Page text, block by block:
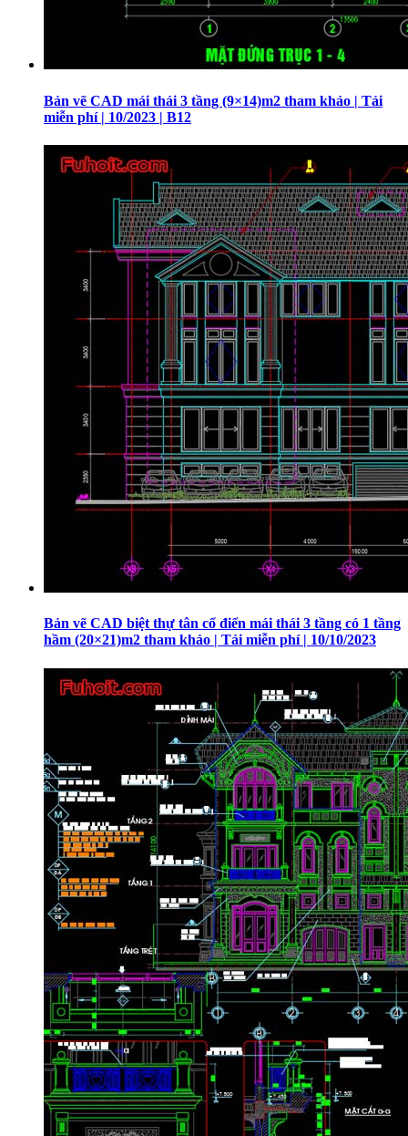
Bản vẽ CAD mái thái 3 tầng (9×14)m2 tham khảo | Tải
miễn phí | 10/2023 | B12
Bản vẽ CAD biệt thự tân cổ điển mái thái 3 tầng có 1 tầng
hầm (20×21)m2 tham khảo | Tải miễn phí | 10/10/2023